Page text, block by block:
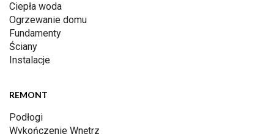
Ciepła woda
Ogrzewanie domu
Fundamenty
Ściany
Instalacje
REMONT
Podłogi
Wykończenie Wnętrz